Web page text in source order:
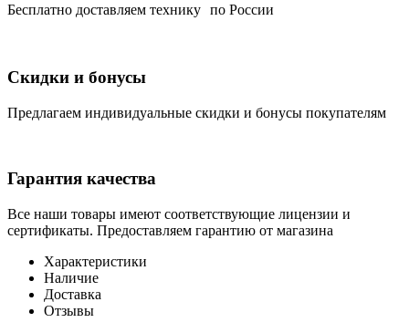
Беcплатно доставляем технику по России
Скидки и бонусы
Предлагаем индивидуальные скидки и бонусы покупателям
Гарантия качества
Все наши товары имеют соответствующие лицензии и
сертификаты. Предоставляем гарантию от магазина
Характеристики
Наличие
Доставка
Отзывы